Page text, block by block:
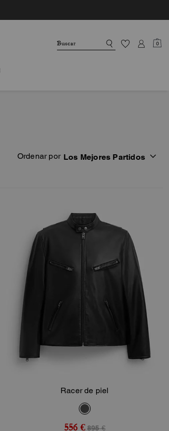
0
Ordenar por Los Mejores Partidos
Añadir A La Cesta
Racer de piel
556 € 895 €